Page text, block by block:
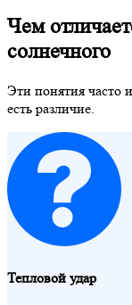
Чем
солнечного
Эти понятия часто
есть различие.
Тепловой удар